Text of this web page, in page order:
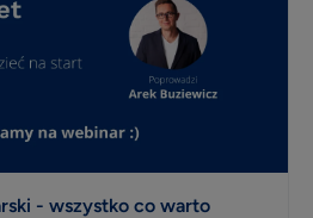
- wszystko co warto